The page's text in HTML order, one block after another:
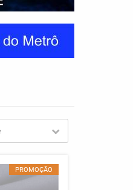
PROMOÇÃO